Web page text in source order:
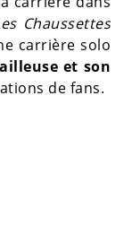
Chaussettes
carrière solo
et son
de fans.